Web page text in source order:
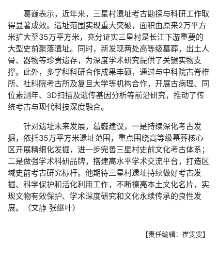
葛巍表示，近年来，三星村遗址考古勘探与科研工作取
得显著成效。遗址范围实现重大突破，面积由原来2万平方
米扩大至35万平方米，充分证实三星村是长江下游重要的
大型史前聚落遗址。同时，新发现两处高等级墓葬，出土人
骨、器物等珍贵遗存，为深度学术研究提供了关键实物支
撑。此外，多学科科研合作成果丰硕，通过与中科院古脊椎
所、社科院考古所及复旦大学等机构合作，开展古病理、同
位素测年、3D扫描及遗传基因分析等前沿研究，推动了传
统考古与现代科技深度融合。
针对遗址未来发展，葛巍建议，一是持续深化考古发
掘，依托35万平方米遗址范围，重点围绕高等级墓葬核心
区开展精细化发掘，进一步完善三星村史前文化考古体系；
二是做强学术科研品牌，搭建高水平学术交流平台，打造区
域史前考古研究标杆。他期待三星村遗址持续做好考古发
掘、科学保护和活化利用工作，不断擦亮本土文化名片，实
现文物有效保护、学术深度研究和文化永续传承的良性发
展。（文静 张继叶）
【责任编辑：崔雯雯】